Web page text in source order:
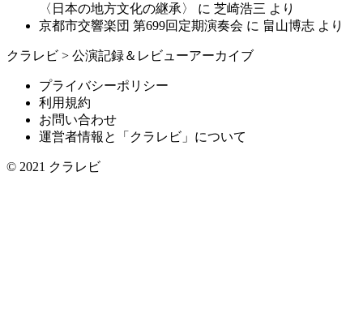
〈日本の地方文化の継承〉
に 芝崎浩三 より
京都市交響楽団 第699回定期演奏会 に 畠山博志 より
クラレビ > 公演記録＆レビューアーカイブ
プライバシーポリシー
利用規約
お問い合わせ
運営者情報と「クラレビ」について
© 2021 クラレビ